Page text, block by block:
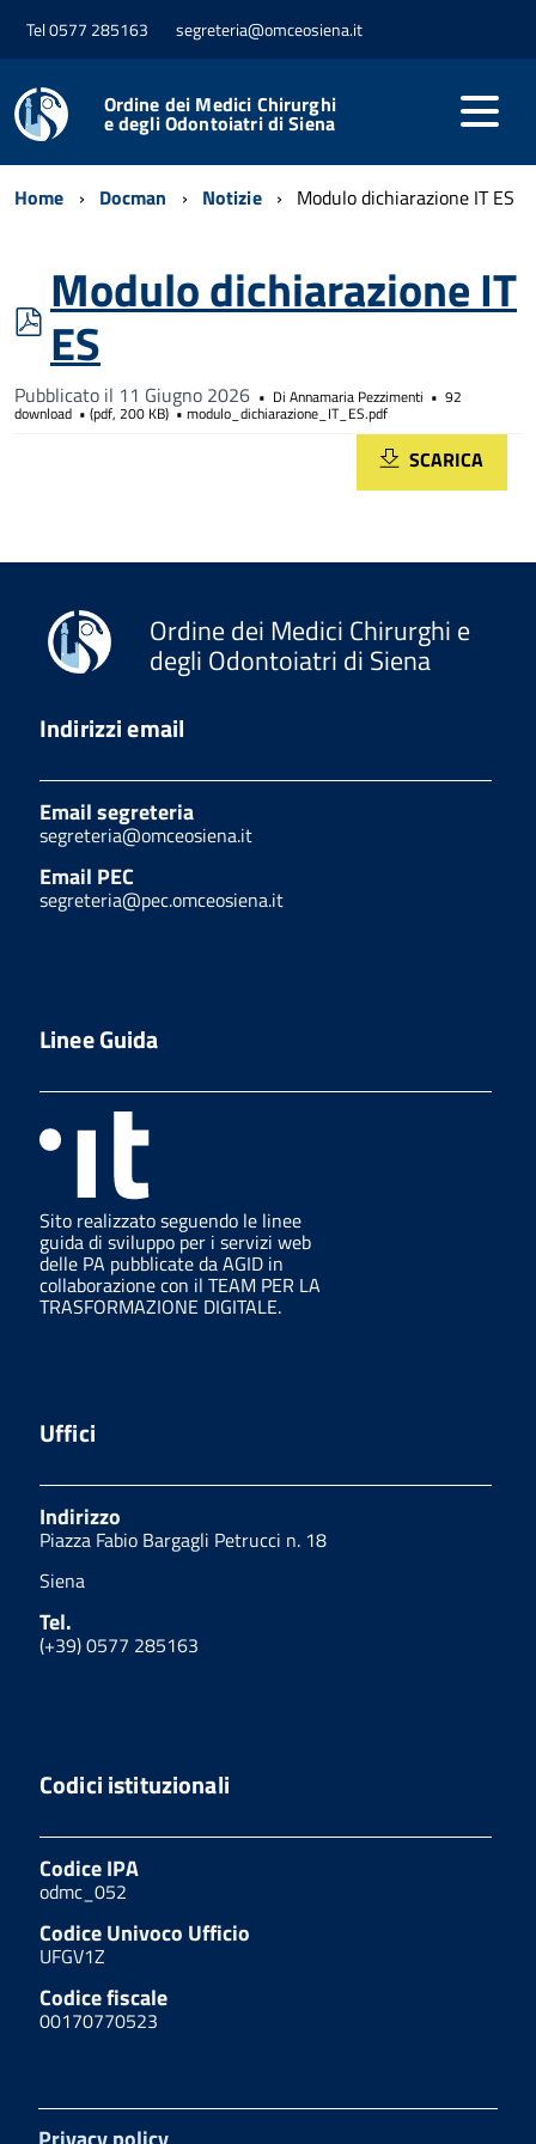
Tel 0577 285163 segreteria@omceosiena.it
Ordine dei Medici Chirurghi
e degli Odontoiatri di Siena
Home Docman Notizie Modulo dichiarazione IT ES
pdf
Modulo dichiarazione IT
ES
Pubblicato il 11 Giugno 2026 Di Annamaria Pezzimenti 92
download (pdf, 200 KB) modulo_dichiarazione_IT_ES.pdf
SCARICA
Ordine dei Medici Chirurghi e
degli Odontoiatri di Siena
Indirizzi email
Email segreteria
segreteria@omceosiena.it
Email PEC
segreteria@pec.omceosiena.it
Linee Guida
Sito realizzato seguendo le linee
guida di sviluppo per i servizi web
delle PA pubblicate da AGID in
collaborazione con il TEAM PER LA
TRASFORMAZIONE DIGITALE.
Uffici
Indirizzo
Piazza Fabio Bargagli Petrucci n. 18
Siena
Tel.
(+39) 0577 285163
Codici istituzionali
Codice IPA
odmc_052
Codice Univoco Ufficio
UFGV1Z
Codice fiscale
00170770523